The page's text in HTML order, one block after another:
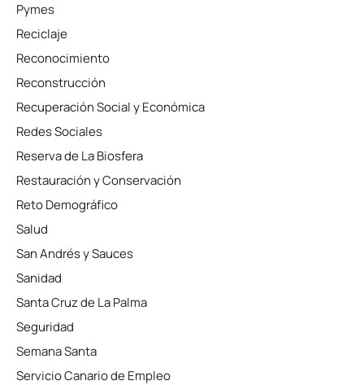
Pymes
Reciclaje
Reconocimiento
Reconstrucción
Recuperación Social y Económica
Redes Sociales
Reserva de La Biosfera
Restauración y Conservación
Reto Demográfico
Salud
San Andrés y Sauces
Sanidad
Santa Cruz de La Palma
Seguridad
Semana Santa
Servicio Canario de Empleo